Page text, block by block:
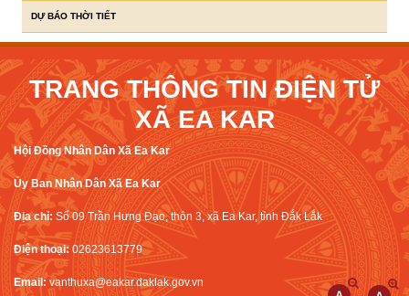
DỰ BÁO THỜI TIẾT
TRANG THÔNG TIN ĐIỆN TỬ
XÃ EA KAR
Hội Đồng Nhân Dân Xã Ea Kar
Ủy Ban Nhân Dân Xã Ea Kar
Địa chỉ: Số 09 Trần Hưng Đạo, thôn 3, xã Ea Kar, tỉnh Đắk Lắk
Điện thoại: 02623613779
Email: vanthuxa@eakar.daklak.gov.vn